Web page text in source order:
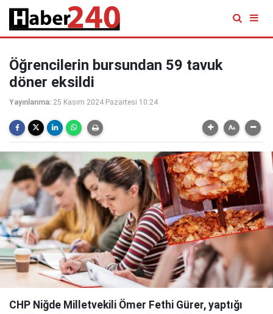
Öğrencilerin bursundan 59 tavuk
döner eksildi
Yayınlanma: 25 Kasım 2024 Pazartesi 10:24
CHP Niğde Milletvekili Ömer Fethi Gürer, yaptığı